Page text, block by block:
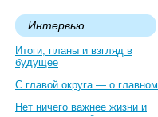
Интервью
Итоги, планы и взгляд в
будущее
С главой округа — о главном
Нет ничего важнее жизни и